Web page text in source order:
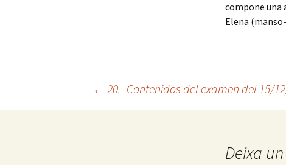
compone una
Elena
Navegació
← 20.- Contenidos del examen del 15/
Deixa